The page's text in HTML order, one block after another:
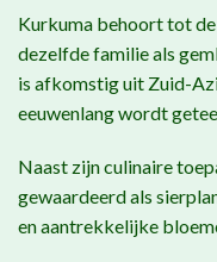
Kurkuma behoort tot
dezelfde familie als
is afkomstig uit Zuid-
eeuwenlang wordt
Naast zijn culinaire
gewaardeerd als
en aantrekkelijke